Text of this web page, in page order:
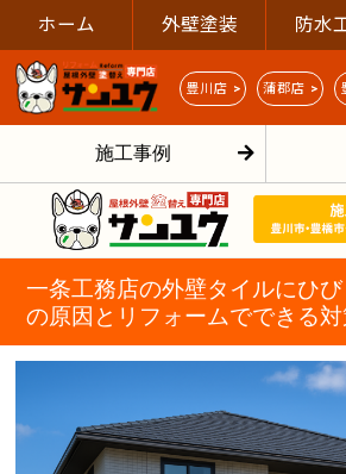
ホーム 外壁塗装 防水
豊川店 > 蒲郡店 >
施工事例
一条工務店の外壁タイルにひ
の原因とリフォームでできる